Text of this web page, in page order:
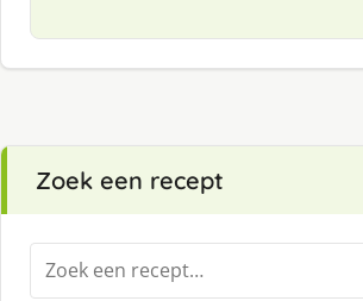
Zoek een recept
Zoeken
naar: